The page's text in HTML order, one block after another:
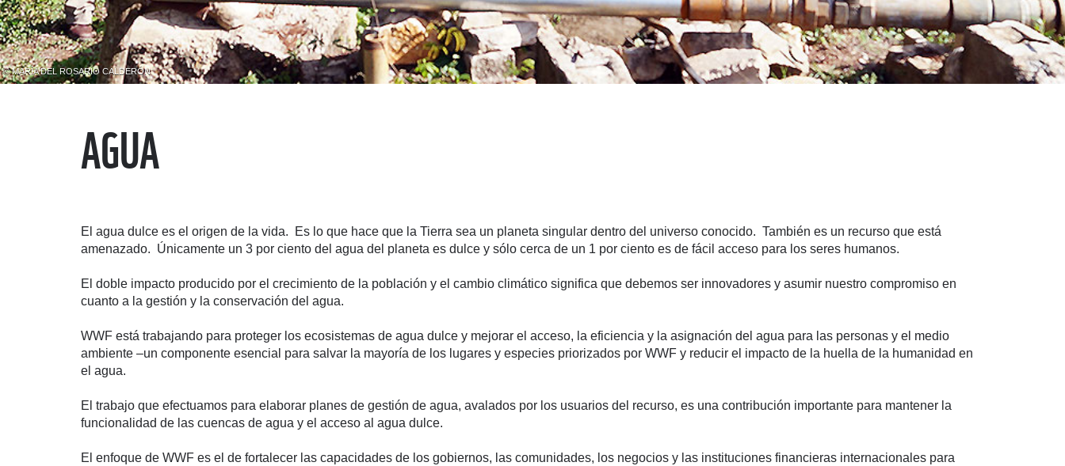
© MARÍA DEL ROSARIO CALDERÓN
AGUA
El agua dulce es el origen de la vida. Es lo que hace que la Tierra sea un planeta singular dentro del universo conocido. También es un recurso que está
amenazado. Únicamente un 3 por ciento del agua del planeta es dulce y sólo cerca de un 1 por ciento es de fácil acceso para los seres humanos.
El doble impacto producido por el crecimiento de la población y el cambio climático significa que debemos ser innovadores y asumir nuestro compromiso en
cuanto a la gestión y la conservación del agua.
WWF está trabajando para proteger los ecosistemas de agua dulce y mejorar el acceso, la eficiencia y la asignación del agua para las personas y el medio
ambiente –un componente esencial para salvar la mayoría de los lugares y especies priorizados por WWF y reducir el impacto de la huella de la humanidad en
el agua.
El trabajo que efectuamos para elaborar planes de gestión de agua, avalados por los usuarios del recurso, es una contribución importante para mantener la
funcionalidad de las cuencas de agua y el acceso al agua dulce.
El enfoque de WWF es el de fortalecer las capacidades de los gobiernos, las comunidades, los negocios y las instituciones financieras internacionales para